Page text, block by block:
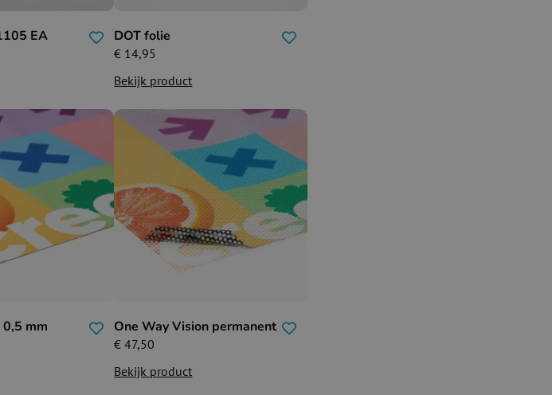
EA DOT folie
€ 14,95
Bekijk product
mm One Way Vision permanent
€ 47,50
Bekijk product